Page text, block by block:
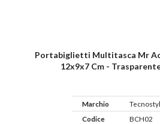
Portabiglietti Multitasca Mr
12x9x7 Cm -
Marchio
Tecnostyl
Codice
BCH02